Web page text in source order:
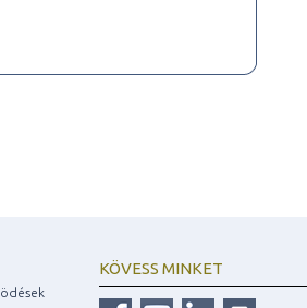
KÖVESS MINKET